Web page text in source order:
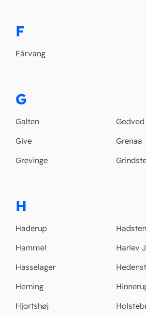
F
Fårvang
G
Galten
Gedved
Give
Grenaa
Grevinge
H
Haderup
Hadsten
Hammel
Harlev J
Hasselager
Herning
Hjortshøj